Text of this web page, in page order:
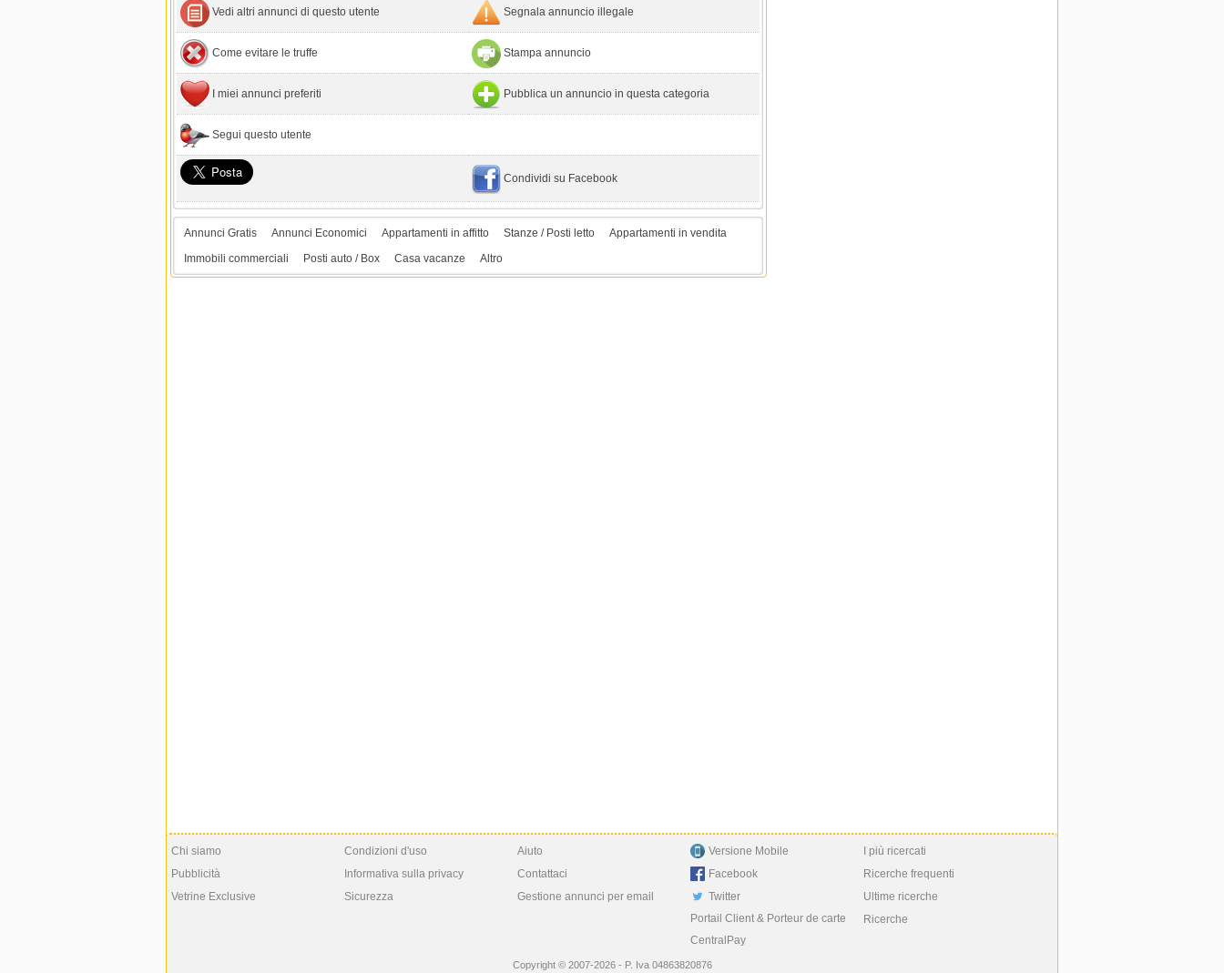
Vedi altri annunci di questo utente Segnala annuncio illegale
Come evitare le truffe Stampa annuncio
I miei annunci preferiti Pubblica un annuncio in questa categoria
Segui questo utente
Condividi su Facebook
Annunci Gratis Annunci Economici Appartamenti in affitto Stanze / Posti letto
Appartamenti in vendita
Immobili commerciali
Posti auto / Box Casa vacanze Altro
Chi siamo
Pubblicità
Vetrine Exclusive
Condizioni d'uso
Informativa sulla privacy
Sicurezza
Aiuto
Contattaci
Gestione annunci per email
Versione Mobile
Facebook
Twitter
Portail Client & Porteur de carte
CentralPay
I più ricercati
Ricerche frequenti
Ultime ricerche
Ricerche
Copyright © 2007-2026 - P. Iva 04863820876